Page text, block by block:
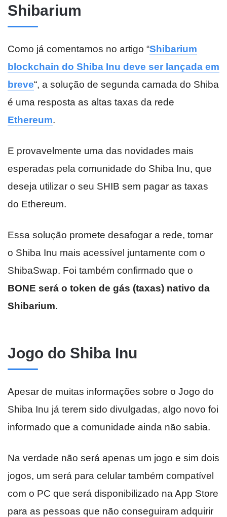
Shibarium
Como já comentamos no artigo “Shibarium
blockchain do Shiba Inu deve ser lançada em
breve“, a solução de segunda camada do Shiba
é uma resposta as altas taxas da rede
Ethereum.
E provavelmente uma das novidades mais
esperadas pela comunidade do Shiba Inu, que
deseja utilizar o seu SHIB sem pagar as taxas
do Ethereum.
Essa solução promete desafogar a rede, tornar
o Shiba Inu mais acessível juntamente com o
ShibaSwap. Foi também confirmado que o
BONE será o token de gás (taxas) nativo da
Shibarium.
Jogo do Shiba Inu
Apesar de muitas informações sobre o Jogo do
Shiba Inu já terem sido divulgadas, algo novo foi
informado que a comunidade ainda não sabia.
Na verdade não será apenas um jogo e sim dois
jogos, um será para celular também compatível
com o PC que será disponibilizado na App Store
para as pessoas que não conseguiram adquirir